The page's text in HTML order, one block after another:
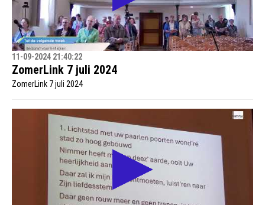
11-09-2024 21:40:22
ZomerLink 7 juli 2024
ZomerLink 7 juli 2024